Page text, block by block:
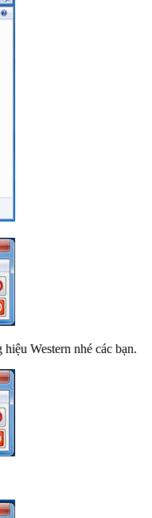
Western nhé các bạn.